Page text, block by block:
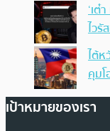
‘เต๋
ไวรั
ไต้ห
คุมโ
เป้าหมายของเรา